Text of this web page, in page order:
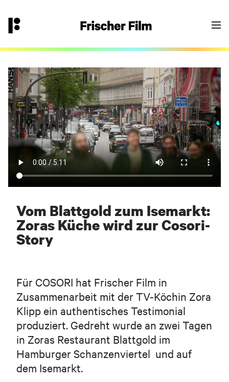
Vom Blattgold zum Isemarkt:
Zoras Küche wird zur Cosori-
Story
Für COSORI hat Frischer Film in
Zusammenarbeit mit der TV-Köchin Zora
Klipp ein authentisches Testimonial
produziert. Gedreht wurde an zwei Tagen
in Zoras Restaurant Blattgold im
Hamburger Schanzenviertel und auf
dem Isemarkt.
040 18 100 11 - 0 hallo@frischerfilm.de
Goodbye Einheitsbrei?
Yes - let’s go! Fülle das Formular aus oder
Email/Telefonnummer. Wir melden uns bei
Dir.
Dein Frischer-Film-Projekt-Team